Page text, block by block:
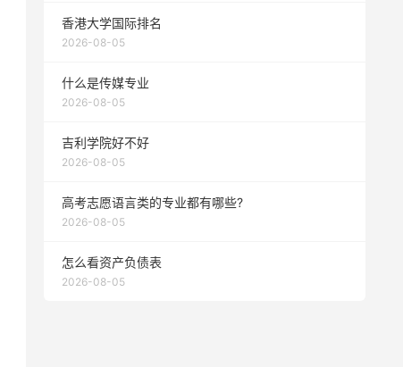
香港大学国际排名
2026-08-05
什么是传媒专业
2026-08-05
吉利学院好不好
2026-08-05
高考志愿语言类的专业都有哪些?
2026-08-05
怎么看资产负债表
2026-08-05